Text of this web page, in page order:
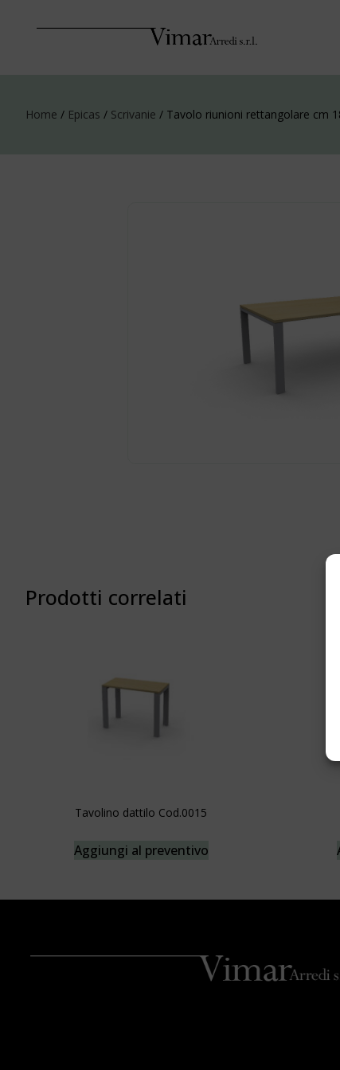
Home / Epicas / Scrivanie / Tavolo riunioni rettangolare cm
Prodotti correlati
Tavolino dattilo Cod.0015
Aggiungi al preventivo